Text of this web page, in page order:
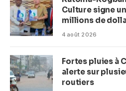
Culture signe
millions de
plage en
4 août 2026
Fortes pluies à
alerte sur
routiers